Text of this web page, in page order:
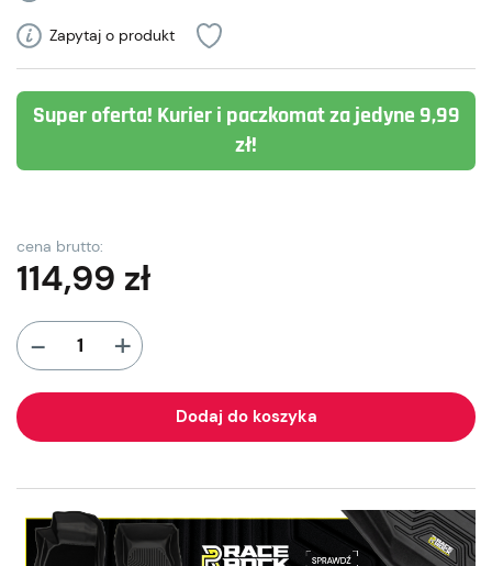
Zapytaj o produkt
Super oferta! Kurier i paczkomat za jedyne 9,99
zł!
cena brutto:
114,99 zł
- +
Dodaj do koszyka